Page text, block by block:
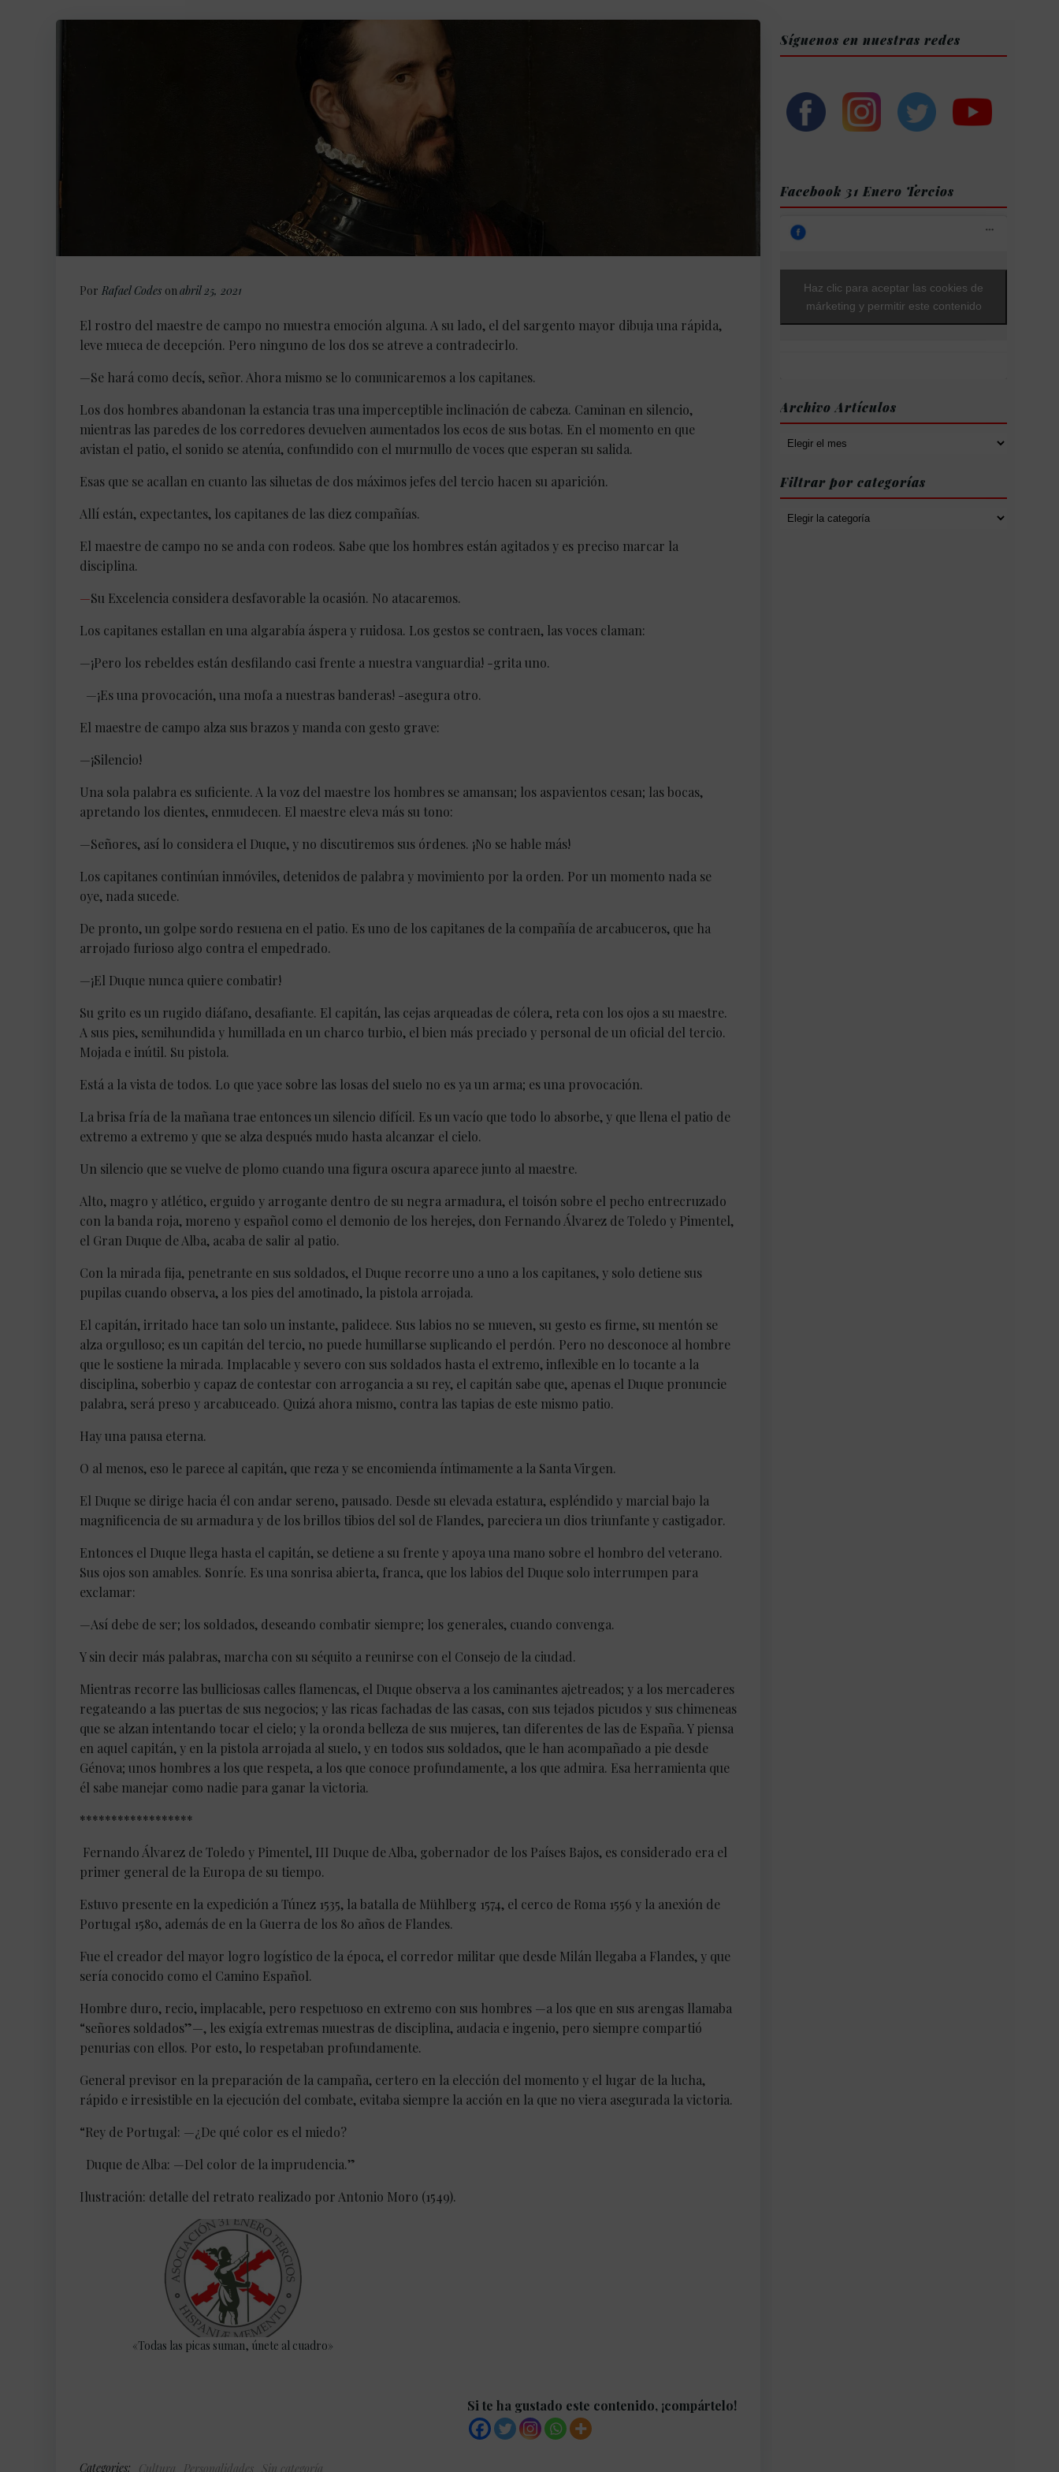
Por Rafael Codes onabril 25, 2021
El rostro del maestre de campo no muestra emoción alguna. A su lado, el del sargento mayor dibuja una rápida,
leve mueca de decepción. Pero ninguno de los dos se atreve a contradecirlo.
—Se hará como decís, señor. Ahora mismo se lo comunicaremos a los capitanes.
Los dos hombres abandonan la estancia tras una imperceptible inclinación de cabeza. Caminan en silencio,
mientras las paredes de los corredores devuelven aumentados los ecos de sus botas. En el momento en que
avistan el patio, el sonido se atenúa, confundido con el murmullo de voces que esperan su salida.
Esas que se acallan en cuanto las siluetas de dos máximos jefes del tercio hacen su aparición.
Allí están, expectantes, los capitanes de las diez compañías.
El maestre de campo no se anda con rodeos. Sabe que los hombres están agitados y es preciso marcar la
disciplina.
—Su Excelencia considera desfavorable la ocasión. No atacaremos.
Los capitanes estallan en una algarabía áspera y ruidosa. Los gestos se contraen, las voces claman:
—¡Pero los rebeldes están desfilando casi frente a nuestra vanguardia! -grita uno.
—¡Es una provocación, una mofa a nuestras banderas! -asegura otro.
El maestre de campo alza sus brazos y manda con gesto grave:
—¡Silencio!
Una sola palabra es suficiente. A la voz del maestre los hombres se amansan; los aspavientos cesan; las bocas,
apretando los dientes, enmudecen. El maestre eleva más su tono:
—Señores, así lo considera el Duque, y no discutiremos sus órdenes. ¡No se hable más!
Los capitanes continúan inmóviles, detenidos de palabra y movimiento por la orden. Por un momento nada se
oye, nada sucede.
De pronto, un golpe sordo resuena en el patio. Es uno de los capitanes de la compañía de arcabuceros, que ha
arrojado furioso algo contra el empedrado.
—¡El Duque nunca quiere combatir!
Su grito es un rugido diáfano, desafiante. El capitán, las cejas arqueadas de cólera, reta con los ojos a su maestre.
A sus pies, semihundida y humillada en un charco turbio, el bien más preciado y personal de un oficial del tercio.
Mojada e inútil. Su pistola.
Está a la vista de todos. Lo que yace sobre las losas del suelo no es ya un arma; es una provocación.
La brisa fría de la mañana trae entonces un silencio difícil. Es un vacío que todo lo absorbe, y que llena el patio de
extremo a extremo y que se alza después mudo hasta alcanzar el cielo.
Un silencio que se vuelve de plomo cuando una figura oscura aparece junto al maestre.
Alto, magro y atlético, erguido y arrogante dentro de su negra armadura, el toisón sobre el pecho entrecruzado
con la banda roja, moreno y español como el demonio de los herejes, don Fernando Álvarez de Toledo y Pimentel,
el Gran Duque de Alba, acaba de salir al patio.
Con la mirada fija, penetrante en sus soldados, el Duque recorre uno a uno a los capitanes, y solo detiene sus
pupilas cuando observa, a los pies del amotinado, la pistola arrojada.
El capitán, irritado hace tan solo un instante, palidece. Sus labios no se mueven, su gesto es firme, su mentón se
alza orgulloso; es un capitán del tercio, no puede humillarse suplicando el perdón. Pero no desconoce al hombre
que le sostiene la mirada. Implacable y severo con sus soldados hasta el extremo, inflexible en lo tocante a la
disciplina, soberbio y capaz de contestar con arrogancia a su rey, el capitán sabe que, apenas el Duque pronuncie
palabra, será preso y arcabuceado. Quizá ahora mismo, contra las tapias de este mismo patio.
Hay una pausa eterna.
O al menos, eso le parece al capitán, que reza y se encomienda íntimamente a la Santa Virgen.
El Duque se dirige hacia él con andar sereno, pausado. Desde su elevada estatura, espléndido y marcial bajo la
magnificencia de su armadura y de los brillos tibios del sol de Flandes, pareciera un dios triunfante y castigador.
Entonces el Duque llega hasta el capitán, se detiene a su frente y apoya una mano sobre el hombro del veterano.
Sus ojos son amables. Sonríe. Es una sonrisa abierta, franca, que los labios del Duque solo interrumpen para
exclamar:
—Así debe de ser; los soldados, deseando combatir siempre; los generales, cuando convenga.
Y sin decir más palabras, marcha con su séquito a reunirse con el Consejo de la ciudad.
Mientras recorre las bulliciosas calles flamencas, el Duque observa a los caminantes ajetreados; y a los mercaderes
regateando a las puertas de sus negocios; y las ricas fachadas de las casas, con sus tejados picudos y sus chimeneas
que se alzan intentando tocar el cielo; y la oronda belleza de sus mujeres, tan diferentes de las de España. Y piensa
en aquel capitán, y en la pistola arrojada al suelo, y en todos sus soldados, que le han acompañado a pie desde
Génova; unos hombres a los que respeta, a los que conoce profundamente, a los que admira. Esa herramienta que
él sabe manejar como nadie para ganar la victoria.
******************
Fernando Álvarez de Toledo y Pimentel, III Duque de Alba, gobernador de los Países Bajos, es considerado era el
primer general de la Europa de su tiempo.
Estuvo presente en la expedición a Túnez 1535, la batalla de Mühlberg 1574, el cerco de Roma 1556 y la anexión de
Portugal 1580, además de en la Guerra de los 80 años de Flandes.
Fue el creador del mayor logro logístico de la época, el corredor militar que desde Milán llegaba a Flandes, y que
sería conocido como el Camino Español.
Hombre duro, recio, implacable, pero respetuoso en extremo con sus hombres —a los que en sus arengas llamaba
“señores soldados”—, les exigía extremas muestras de disciplina, audacia e ingenio, pero siempre compartió
penurias con ellos. Por esto, lo respetaban profundamente.
General previsor en la preparación de la campaña, certero en la elección del momento y el lugar de la lucha,
rápido e irresistible en la ejecución del combate, evitaba siempre la acción en la que no viera asegurada la victoria.
“Rey de Portugal: —¿De qué color es el miedo?
Duque de Alba: —Del color de la imprudencia.”
Ilustración: detalle del retrato realizado por Antonio Moro (1549).
«Todas las picas suman, únete al cuadro»
Si te ha gustado este contenido, ¡compártelo!
Categories: Cultura Personalidades Sin categoría
Síguenos en nuestras redes
Facebook 31 Enero Tercios
Haz clic para aceptar las cookies de
márketing y permitir este contenido
Archivo Artículos
Archivo
Filtrar por categorías
Filtrar